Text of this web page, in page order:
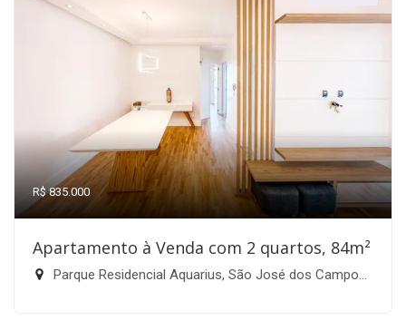
R$ 835.000
Apartamento à Venda com 2 quartos, 84m²
Parque Residencial Aquarius, São José dos Campos-SP